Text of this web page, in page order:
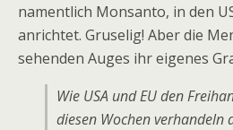
namentlich Monsanto, in den
anrichtet. Gruselig! Aber die
sehenden Auges ihr eigenes
Wie USA und EU den
diesen Wochen verhandeln